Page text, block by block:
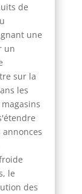
de
une
un
sur la
les
le
des